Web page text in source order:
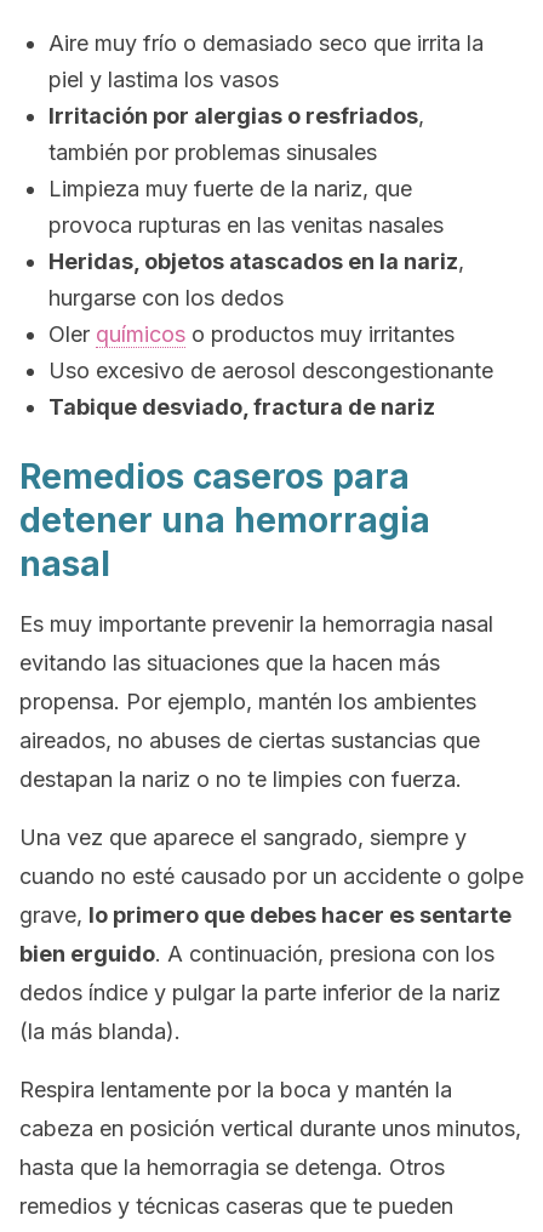
Aire muy frío o demasiado seco que irrita la
piel y lastima los vasos
Irritación por alergias o resfriados,
también por problemas sinusales
Limpieza muy fuerte de la nariz, que
provoca rupturas en las venitas nasales
Heridas, objetos atascados en la nariz,
hurgarse con los dedos
Oler químicos o productos muy irritantes
Uso excesivo de aerosol descongestionante
Tabique desviado, fractura de nariz
Remedios caseros para
detener una hemorragia
nasal
Es muy importante prevenir la hemorragia nasal
evitando las situaciones que la hacen más
propensa. Por ejemplo, mantén los ambientes
aireados, no abuses de ciertas sustancias que
destapan la nariz o no te limpies con fuerza.
Una vez que aparece el sangrado, siempre y
cuando no esté causado por un accidente o golpe
grave, lo primero que debes hacer es sentarte
bien erguido. A continuación, presiona con los
dedos índice y pulgar la parte inferior de la nariz
(la más blanda).
Respira lentamente por la boca y mantén la
cabeza en posición vertical durante unos minutos,
hasta que la hemorragia se detenga. Otros
remedios y técnicas caseras que te pueden